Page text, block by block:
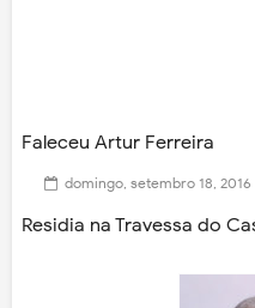
Faleceu Artur Ferreira
domingo, setembro 18, 2016
Residia na Travessa do